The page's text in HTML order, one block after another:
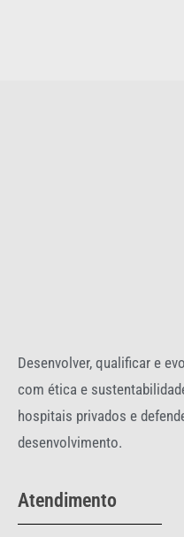
Desenvolver, qualificar e
com ética e
hospitais privados e
desenvolvimento.
Atendimento